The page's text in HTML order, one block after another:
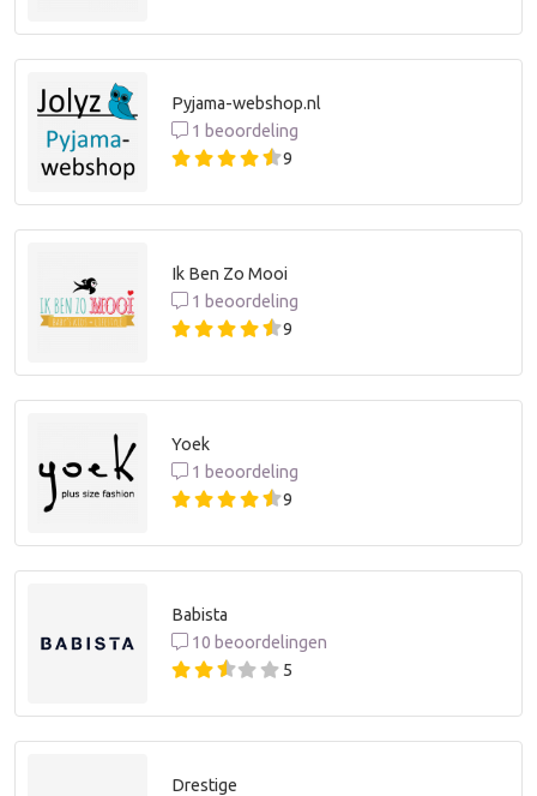
Pyjama-webshop.nl
1 beoordeling
9
Ik Ben Zo Mooi
1 beoordeling
9
Yoek
1 beoordeling
9
Babista
10 beoordelingen
5
Drestige